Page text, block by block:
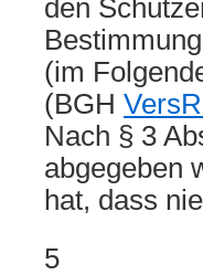
den
(im
(BGH
Nach § 3
abgegeben
hat, dass
5